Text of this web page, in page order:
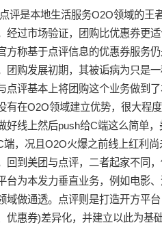
评是本地生活服务O2O领域的王
经过市场验证，团购比优惠券更
方称基于点评信息的优惠券服务
团购发展初期，其被诟病为只是
点评基本上将团购这个业务做到
有在O2O领域建立优势，很大程
好线上然后push给C端这么简单
端，况且O2O火爆之前线上红利
回到美团与点评，二者起家不同
台为本发力垂直业务，例如电影
域做通透。点评则是打造开方平
优惠券)差异化，并建立以此为基